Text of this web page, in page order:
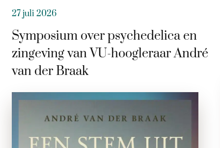
27 juli 2026
Symposium over psychedelica en
zingeving van VU-hoogleraar André
van der Braak